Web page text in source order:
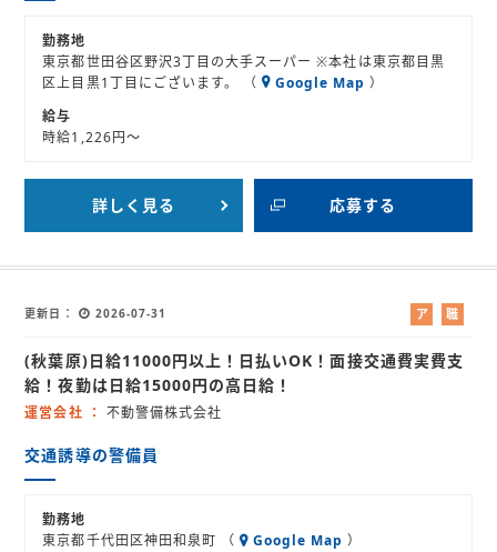
勤務地
東京都世田谷区野沢3丁目の大手スーパー ※本社は東京都目黒
区上目黒1丁目にございます。 （
Google Map ）
給与
時給1,226円～
詳しく見る 応募する
更新日 2026-07-31
ア
バ
職
紹
(秋葉原)日給11000円以上！日払いOK！面接交通費実費支
給！夜勤は日給15000円の高日給！
運営会社 不動警備株式会社
交通誘導の警備員
勤務地
東京都千代田区神田和泉町 （
Google Map ）